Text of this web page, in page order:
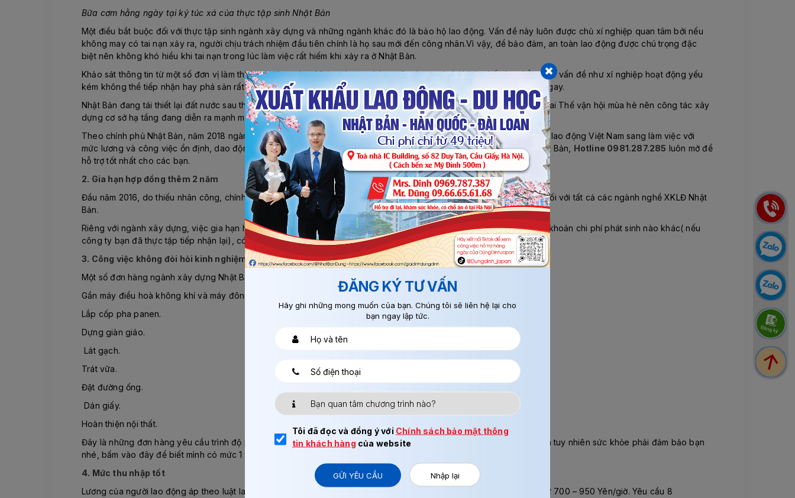
Bữa cơm hằng ngày tại ký túc xá của thực tập sinh Nhật Bản
Một điều bắt buộc đối với thực tập sinh ngành xây dựng và những ngành khác đó là bảo hộ lao động. Vấn đề này luôn được chủ xí nghiệp quan tâm bởi nếu
không may có tai nạn xảy ra, người chịu trách nhiệm đầu tiên chính là họ sau mới đến công nhân.Vì vậy, để bảo đảm, an toàn lao động được chú trọng đặc
biệt nên không khó hiểu khi tai nạn trong lúc làm việc rất hiếm khi xảy ra ở Nhật Bản.
Khảo sát thông tin từ một số đơn vị làm thị trường lao động Nhật, các đơn hàng xây dựng có tỷ lệ hủy thấp hơn hẳn, các vấn đề như xí nghiệp hoạt động yếu
kém không thể tiếp nhận hay phá sản rất ít, nếu có nghiệp đoàn thường chuyển xí nghiệp cho người lao động được ngay.
Nhật Bản đang tái thiết lại đất nước sau thảm họa kép năm 2011 vừa qua, bên cạnh đó, năm 2020, Nhật Bản sẽ đăng cai Thế vận hội mùa hè nên công tác xây
dựng cơ sở hạ tầng đang diễn ra mạnh mẽ.
Theo chính phủ Nhật Bản, năm 2018 ngành xây dựng thiếu khoảng 150.000 nhân công. Vì vậy, đây là điều kiện tốt để lao động Việt Nam sang làm việc với
mức lương và công việc ổn định, dao động từ 30-34 triệu vnđ/tháng. Để nắm bắt các vấn đề liên quan đến XKLĐ Nhật Bản, Hotline 0981.287.285 luôn mở để
hỗ trợ tốt nhất cho các bạn.
2. Gia hạn hợp đồng thêm 2 năm
Đầu năm 2016, do thiếu nhân công, chính phủ Nhật đã quyết định tăng hợp đồng lao động từ 3 năm lên thành 5 năm đối với tất cả các ngành nghề XKLĐ Nhật
Bản.
Riêng với ngành xây dựng, việc gia hạn hợp đồng dễ dàng nhất. Bạn cần lưu ý rằng, việc gia hạn sẽ không mất thêm khoản chi phí phát sinh nào khác( nếu
công ty bạn đã thực tập tiếp nhận lại), có hay chăng, chỉ là tiền vé máy bay sang Nhật lần 2 mà thôi.
3. Công việc không đòi hỏi kinh nghiệm
Một số đơn hàng ngành xây dựng Nhật Bản:
Gắn máy điều hoà không khí và máy đông lạnh.
Lắp cốp pha panen.
Dựng giàn giáo.
Lát gạch.
Trát vữa.
Đặt đường ống.
Dán giấy.
Hoàn thiện nội thất.
Đây là những đơn hàng yêu cầu trình độ phổ thông nên phù hợp với nhiều đối tượng lao động, ai cũng có thể tham gia tuy nhiên sức khỏe phải đảm bảo bạn
nhé, bấm vào đây để biết mình có mức 1 trong 13 nhóm bệnh bị cấm đi XKLĐ Nhật Bản không bạn nhé!
4. Mức thu nhập tốt
Lương của người lao động áp theo luật lao động Nhật Bản, mức lương này tính theo giờ làm việc, mỗi giờ nhận được từ 700 – 950 Yên/giờ. Yêu cầu 8
ĐĂNG KÝ TƯ VẤN
Hãy ghi những mong muốn của bạn. Chúng tôi sẽ liên hệ lại cho
bạn ngay lập tức.
Tôi đã đọc và đồng ý với Chính sách bảo mật thông
tin khách hàng của website
GỬI YÊU CẦU Nhập lại